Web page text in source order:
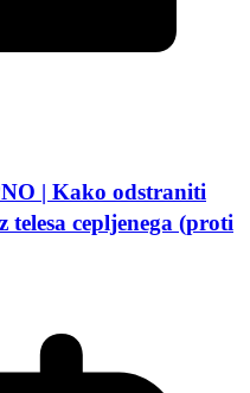
| Kako odstraniti
telesa cepljenega (proti